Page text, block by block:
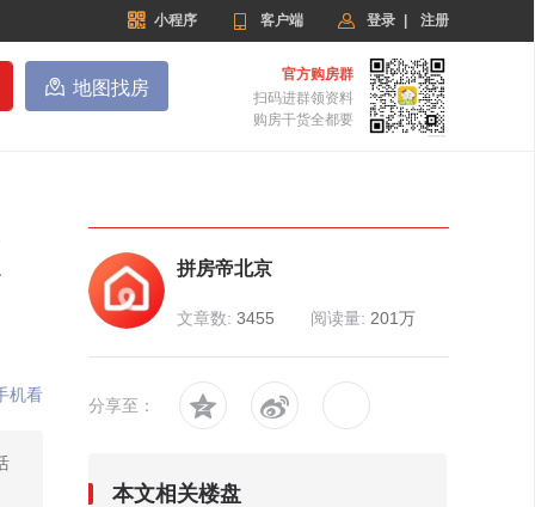
 小程序  客户端  登录 注册
 地图找房
官方购房群
扫码进群领资料
购房干货全都要
机看
拼房帝北京
文章数: 3455 阅读量: 201万
分享至：  
本文相关楼盘